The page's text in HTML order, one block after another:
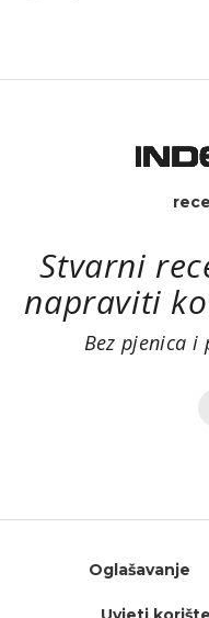
Stvarni
napraviti
Bez pjenica i
Oglašavanje